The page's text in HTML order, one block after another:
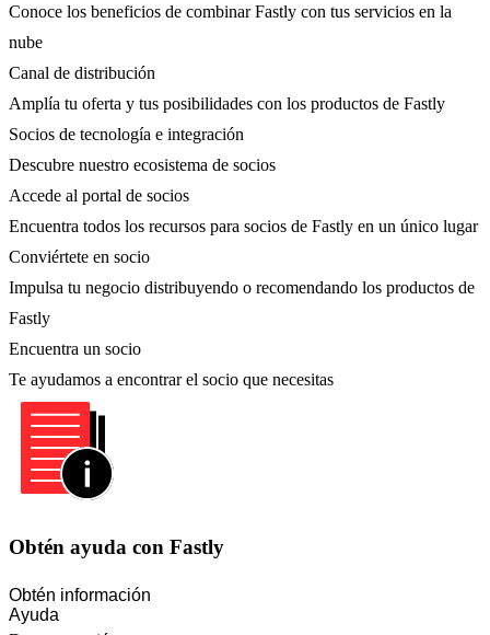
Conoce los beneficios de combinar Fastly con tus servicios en la
nube
Canal de distribución
Amplía tu oferta y tus posibilidades con los productos de Fastly
Socios de tecnología e integración
Descubre nuestro ecosistema de socios
Accede al portal de socios
Encuentra todos los recursos para socios de Fastly en un único lugar
Conviértete en socio
Impulsa tu negocio distribuyendo o recomendando los productos de
Fastly
Encuentra un socio
Te ayudamos a encontrar el socio que necesitas
Obtén ayuda con Fastly
Obtén información
Ayuda